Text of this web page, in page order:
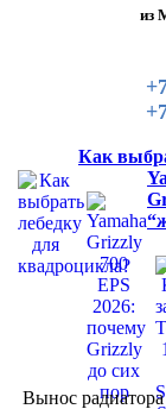
из
Как
Вынос